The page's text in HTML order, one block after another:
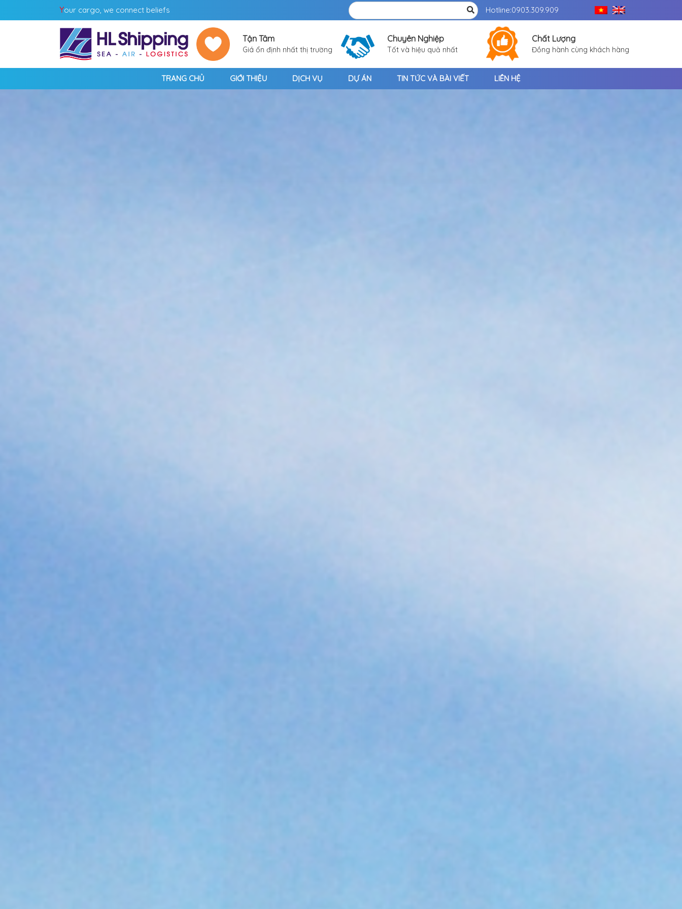
Your cargo, we connect beliefs Hotline:0903.309.909
Tận Tâm
Giá ổn định nhất thị trường
Chuyên Nghiệp
Tốt và hiệu quả nhất
Chất Lượng
Đồng hành cùng khách hàng
TRANG CHỦ GIỚI THIỆU DỊCH VỤ DỰ ÁN TIN TỨC VÀ BÀI VIẾT LIÊN HỆ